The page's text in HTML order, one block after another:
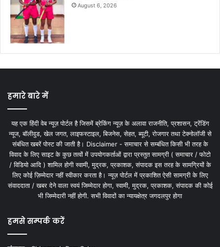
August 6, 2026
हमारे बारे में
यह एक हिंदी वेब न्यूज़ पोर्टल है जिसमें ब्रेकिंग न्यूज़ के अलावा राजनीति, प्रशासन, ट्रेंडिंग
न्यूज, बॉलीवुड, खेल जगत, लाइफस्टाइल, बिजनेस, सेहत, ब्यूटी, रोजगार तथा टेक्नोलॉजी से
संबंधित खबरें पोस्ट की जाती है। Disclaimer - समाचार से सम्बंधित किसी भी तरह के
विवाद के लिए साइट के कुछ तत्वों में उपयोगकर्ताओं द्वारा प्रस्तुत सामग्री ( समाचार / फोटो
/ विडियो आदि ) शामिल होगी स्वामी, मुद्रक, प्रकाशक, संपादक इस तरह के सामग्रियों के
लिए कोई ज़िम्मेदार नहीं स्वीकार करता है। न्यूज़ पोर्टल में प्रकाशित ऐसी सामग्री के लिए
संवाददाता / खबर देने वाला स्वयं जिम्मेदार होगा, स्वामी, मुद्रक, प्रकाशक, संपादक की कोई
भी जिम्मेदारी नहीं होगी. सभी विवादों का न्यायक्षेत्र जगदलपुर होगा
हमसे सम्पर्क करें